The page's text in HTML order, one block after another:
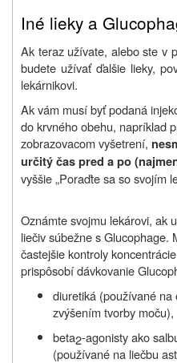
Iné lieky a
Ak teraz užívate, alebo ste v
budete užívať ďalšie lieky,
lekárnikovi.
Ak vám musí byť podaná
do krvného obehu, napríklad
zobrazovacom vyšetrení,
určitý čas pred a po
vyššie „Poraďte sa so svojím
Oznámte svojmu lekárovi, ak
liečiv súbežne s Glucophage.
častejšie kontroly
prispôsobí dávkovanie
diuretiká (používané
zvýšením tvorby moču),
beta2-agonisty ako
(používané na liečbu